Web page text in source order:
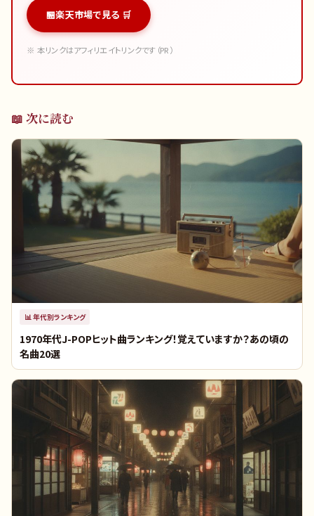
楽天市場で見る 🛒
※ 本リンクはアフィリエイトリンクです（PR）
📖 次に読む
📊年代別ランキング
1970年代J-POPヒット曲ランキング！覚えていますか？あの頃の
名曲20選